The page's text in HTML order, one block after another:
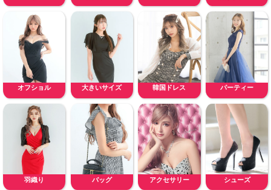
オフショル 大きいサイズ 韓国ドレス パーティー
羽織り バッグ アクセサリー シューズ